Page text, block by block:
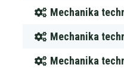
Mechanika
Mechanika
Mechanika